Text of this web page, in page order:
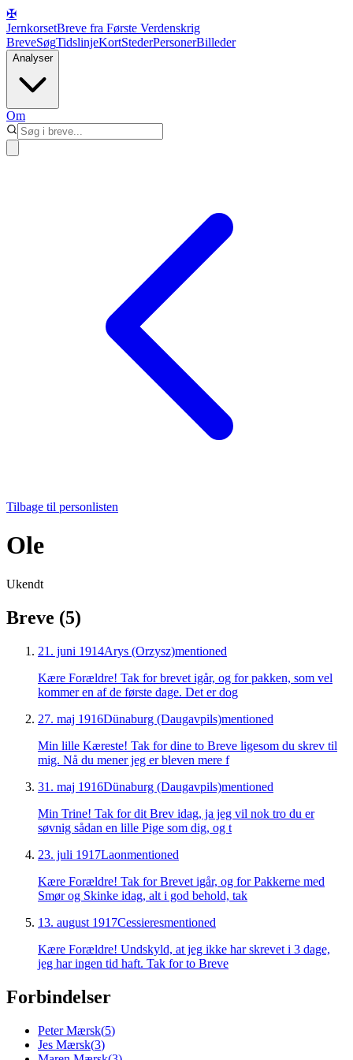
✠
JernkorsetBreve fra Første Verdenskrig
BreveSøgTidslinjeKortStederPersonerBilleder
Analyser
Om
Tilbage til personlisten
Ole
Ukendt
Breve (5)
21. juni 1914Arys (Orzysz)mentioned
Kære Forældre! Tak for brevet igår, og for pakken, som vel
kommer en af de første dage. Det er dog
27. maj 1916Dünaburg (Daugavpils)mentioned
Min lille Kæreste! Tak for dine to Breve ligesom du skrev til
mig. Nå du mener jeg er bleven mere f
31. maj 1916Dünaburg (Daugavpils)mentioned
Min Trine! Tak for dit Brev idag, ja jeg vil nok tro du er
søvnig sådan en lille Pige som dig, og t
23. juli 1917Laonmentioned
Kære Forældre! Tak for Brevet igår, og for Pakkerne med
Smør og Skinke idag, alt i god behold, tak
13. august 1917Cessieresmentioned
Kære Forældre! Undskyld, at jeg ikke har skrevet i 3 dage,
jeg har ingen tid haft. Tak for to Breve
Forbindelser
Peter Mærsk(5)
Jes Mærsk(3)